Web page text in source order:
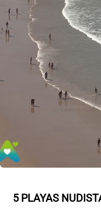
5 PLAYAS